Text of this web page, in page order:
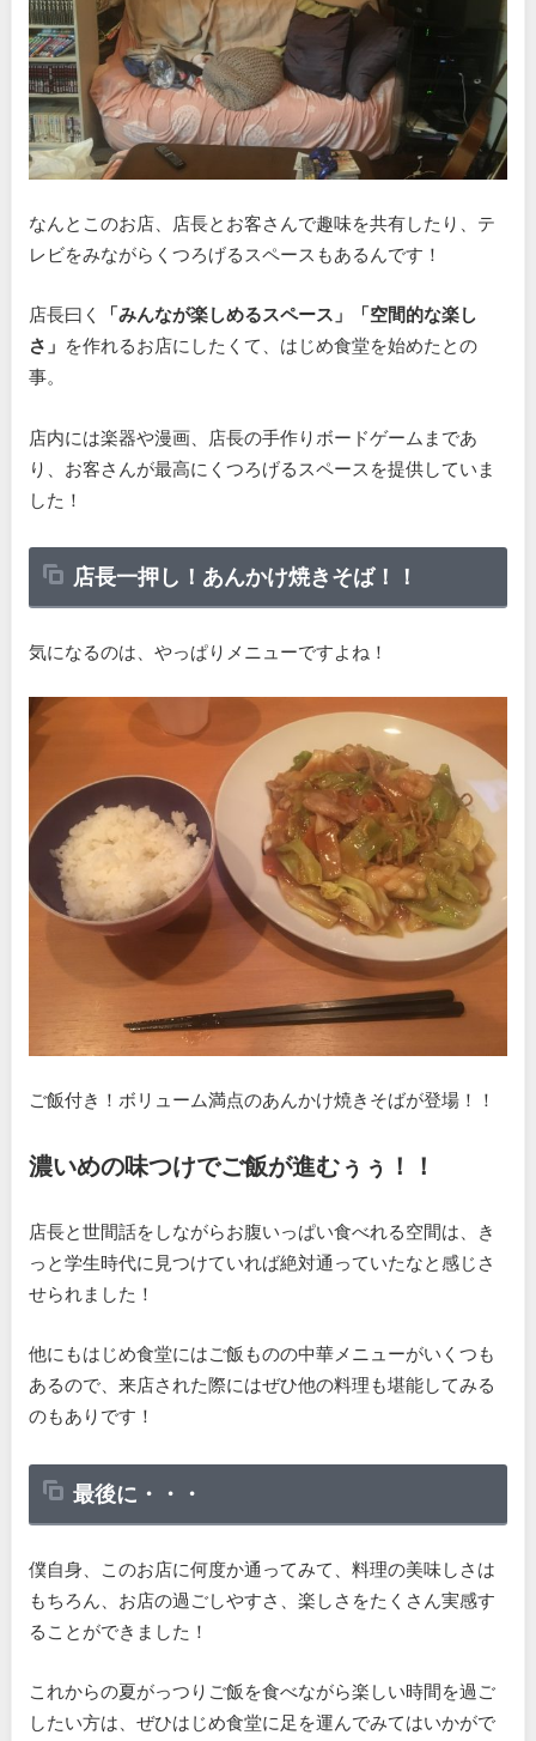
なんとこのお店、店長とお客さんで趣味を共有したり、テ
レビをみながらくつろげるスペースもあるんです！
店長曰く
「みんなが楽しめるスペース」「空間的な楽し
さ」 を作れるお店にしたくて、はじめ食堂を始めたとの
事。
店内には楽器や漫画、店長の手作りボードゲームまであ
り、お客さんが最高にくつろげるスペースを提供していま
した！
店長一押し！あんかけ焼きそば！！
気になるのは、やっぱりメニューですよね！
ご飯付き！ボリューム満点のあんかけ焼きそばが登場！！
濃いめの味つけでご飯が進むぅぅ！！
店長と世間話をしながらお腹いっぱい食べれる空間は、き
っと学生時代に見つけていれば絶対通っていたなと感じさ
せられました！
他にもはじめ食堂にはご飯ものの中華メニューがいくつも
あるので、来店された際にはぜひ他の料理も堪能してみる
のもありです！
最後に・・・
僕自身、このお店に何度か通ってみて、料理の美味しさは
もちろん、お店の過ごしやすさ、楽しさをたくさん実感す
ることができました！
これからの夏がっつりご飯を食べながら楽しい時間を過ご
したい方は、ぜひはじめ食堂に足を運んでみてはいかがで